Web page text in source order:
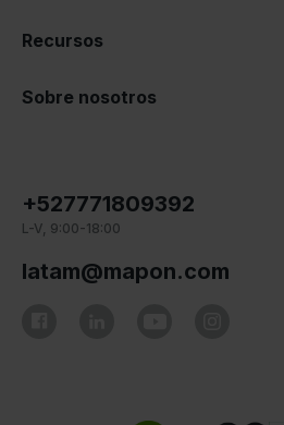
Recursos
Sobre nosotros
+527771809392
L-V, 9:00-18:00
latam@mapon.com